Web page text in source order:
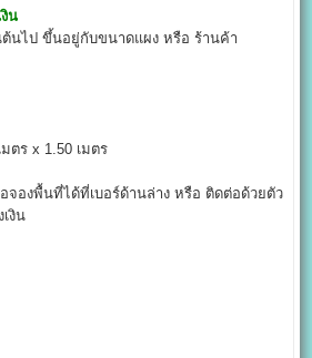
น
ต้นไป ขึ้นอยู่กับขนาดแผง หรือ ร้านค้า
ตร x 1.50 เมตร
จองพื้นที่ได้ที่เบอร์ด้านล่าง หรือ ติดต่อด้วยตัว
งิน